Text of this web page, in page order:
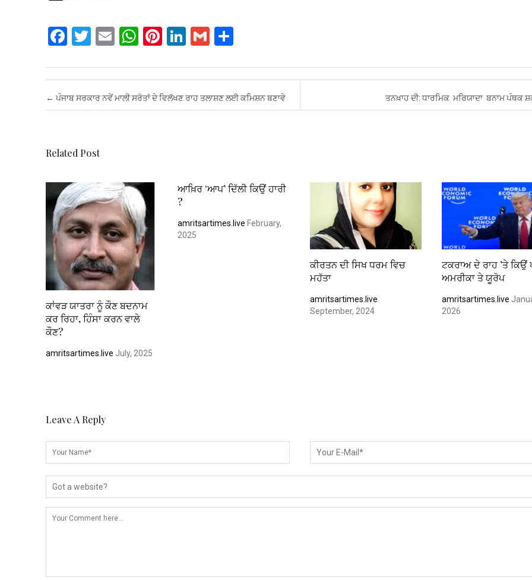
F
ce
b
o
k
T
tt
er
E
ail
W
at
s
A
Pi
er
es
t
Li
ke
dI
n
G
ail ar
e
Post navigation
← ਪੰਜਾਬ ਸਰਕਾਰ ਨਵੇਂ ਮਾਲੀ ਸਰੋਤਾਂ ਦੇ ਵਿਲੱਖਣ ਰਾਹ ਤਲਾਸ਼ਣ ਲਈ ਕਮਿਸ਼ਨ ਬਣਾਵੇ ਤਨਖ਼ਾਹ ਦੀ: ਧਾਰਮਿਕ ਮਰਿਯਾਦਾ ਬਨਾਮ ਪੰਥਕ
Related Post
ਕਾਂਵੜ ਯਾਤਰਾ ਨੂੰ ਕੌਣ ਬਦਨਾਮ
ਕਰ ਰਿਹਾ, ਹਿੰਸਾ ਕਰਨ ਵਾਲੇ
ਕੌਣ?
amritsartimes.live July, 2025
ਆਖ਼ਿਰ ‘ਆਪ’ ਦਿੱਲੀ ਕਿਉਂ ਹਾਰੀ
?
amritsartimes.live February,
2025
ਕੀਰਤਨ ਦੀ ਸਿਖ ਧਰਮ ਵਿਚ
ਮਹੱਤਾ
amritsartimes.live
September, 2024
ਟਕਰਾਅ ਦੇ ਰਾਹ ’ਤੇ ਕਿਉਂ
ਅਮਰੀਕਾ ਤੇ ਯੂਰੋਪ
amritsartimes.live
2026
Leave A Reply